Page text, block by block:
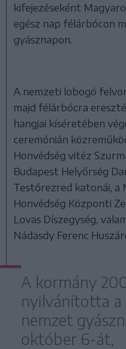
kifejezéseként
egész nap félárbócon
gyásznapon.
A nemzeti lobogó
majd félárbócra
hangjai kíséretében
ceremónián
Honvédség vitéz
Budapest Helyőrség
Testőrezred katonái, a
Honvédség Központi
Lovas Díszegység,
Nádasdy Ferenc
A kormány
nyilvánította a
nemzet
október 6-át,